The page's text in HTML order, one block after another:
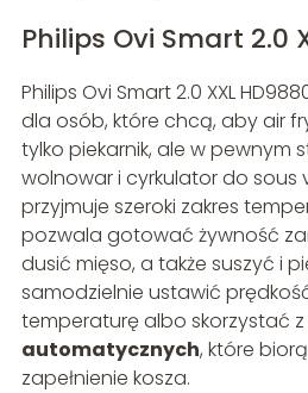
Philips Ovi Smart 2.0
Philips Ovi Smart 2.0 XXL
dla osób, które chcą, aby air
tylko piekarnik, ale w pewnym
wolnowar i cyrkulator do sous
przyjmuje szeroki zakres
pozwala gotować żywność
dusić mięso, a także suszyć i
samodzielnie ustawić
temperaturę albo skorzystać z
automatycznych, które
zapełnienie kosza.